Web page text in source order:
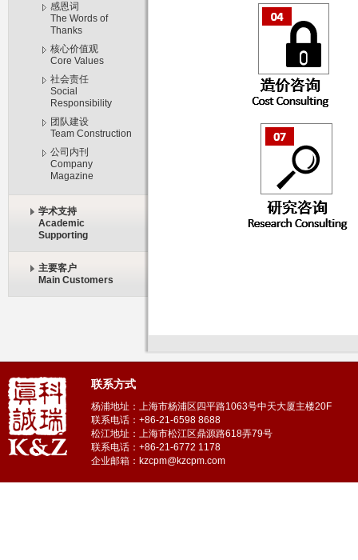
感恩词
The Words of
Thanks
核心价值观
Core Values
社会责任
Social
Responsibility
团队建设
Team Construction
公司内刊
Company
Magazine
学术支持
Academic
Supporting
主要客户
Main Customers
联系方式
杨浦地址：上海市杨浦区四平路1063号中天大厦主楼20F
联系电话：+86-21-6598 8688
松江地址：上海市松江区鼎源路618弄79号
联系电话：+86-21-6772 1178
企业邮箱：kzcpm@kzcpm.com